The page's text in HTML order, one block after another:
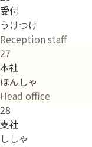
受付
うけつけ
Reception staff
27
本社
ほんしゃ
Head office
28
支社
ししゃ